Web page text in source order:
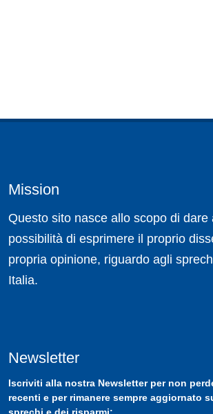
Mission
Questo sito nasce allo scopo di dare
possibilità di esprimere il proprio
propria opinione, riguardo agli
Italia.
Newsletter
Iscriviti alla nostra Newsletterper non
recenti e per rimanere sempre aggiornato